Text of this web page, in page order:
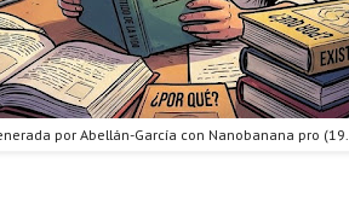
por Abellán-García con Nanobanana pro